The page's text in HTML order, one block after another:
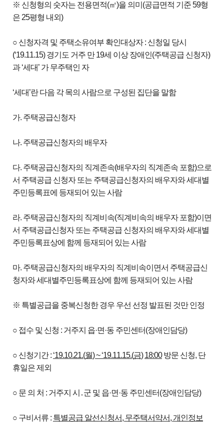
※ 신청형의 숫자는 전용면적(㎡)을 의미(공급면적 기준 59형
은 25평형 내외)
○ 신청자격 및 주택소유여부 확인대상자 : 신청일 당시
(‘19.11.15) 경기도 거주 만 19세 이상 장애인(주택공급 신청자)
과 ‘세대’ 가 무주택인 자
‘세대’란 다음 각 목의 사람으로 구성된 집단을 말함
가. 주택공급신청자
나. 주택공급신청자의 배우자
다. 주택공급신청자의 직계존속(배우자의 직계존속 포함)으로
서 주택공급 신청자 또는 주택공급신청자의 배우자와 세대별
주민등록표에 등재되어 있는 사람
라. 주택공급신청자의 직계비속(직계비속의 배우자 포함)이면
서 주택공급신청자 또는 주택공급 신청자의 배우자와 세대별
주민등록표상에 함께 등재되어 있는 사람
마. 주택공급신청자의 배우자의 직계비속이면서 주택공급신
청자와 세대별주민등록표상에 함께 등재되어 있는 사람
※ 특별공급을 중복신청한 경우 우선 선정 발표된 것만 인정
○ 접수 및 신청 : 거주지 읍·면·동 주민센터(장애인담당)
○ 신청기간 : ‘19.10.21.(월) ~ ‘19.11.15.(금) 18:00방문 신청, 단
휴일은 제외
○ 문 의 처 : 거주지 시․군 및 읍·면·동 주민센터(장애인담당)
○ 구비서류 : 특별공급 알선신청서, 무주택서약서, 개인정보